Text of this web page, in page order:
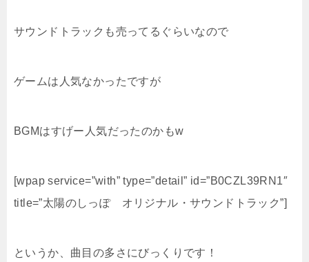
サウンドトラックも売ってるぐらいなので
ゲームは人気なかったですが
BGMはすげー人気だったのかもw
[wpap service=”with” type=”detail” id=”B0CZL39RN1″
title=”太陽のしっぽ オリジナル・サウンドトラック”]
というか、曲目の多さにびっくりです！